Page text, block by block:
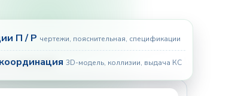
П / Р чертежи, пояснительная, спецификации
3D-модель, коллизии, выдача КС